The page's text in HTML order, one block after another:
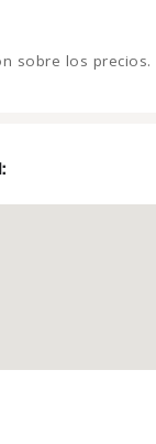
sobre los precios.